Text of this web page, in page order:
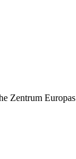
Zentrum Europas